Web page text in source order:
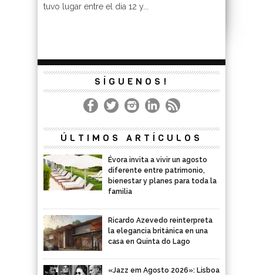
tuvo lugar entre el dia 12 y...
SÍGUENOS!
ÚLTIMOS ARTÍCULOS
Évora invita a vivir un agosto
diferente entre patrimonio,
bienestar y planes para toda la
familia
Ricardo Azevedo reinterpreta
la elegancia británica en una
casa en Quinta do Lago
«Jazz em Agosto 2026»: Lisboa